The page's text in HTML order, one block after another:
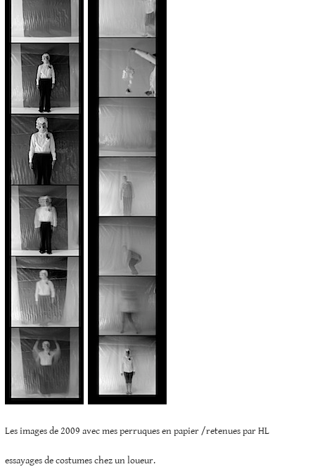
Les images de 2009 avec mes perruques en papier /retenues par HL
essayages de costumes chez un loueur.